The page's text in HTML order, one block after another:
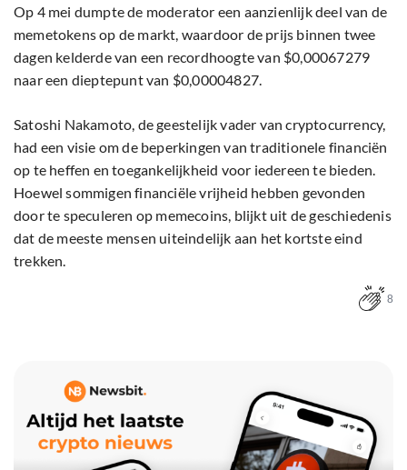
Op 4 mei dumpte de moderator een aanzienlijk deel van de
memetokens op de markt, waardoor de prijs binnen twee
dagen kelderde van een recordhoogte van $0,00067279
naar een dieptepunt van $0,00004827.
Satoshi Nakamoto, de geestelijk vader van cryptocurrency,
had een visie om de beperkingen van traditionele financiën
op te heffen en toegankelijkheid voor iedereen te bieden.
Hoewel sommigen financiële vrijheid hebben gevonden
door te speculeren op memecoins, blijkt uit de geschiedenis
dat de meeste mensen uiteindelijk aan het kortste eind
trekken.
8